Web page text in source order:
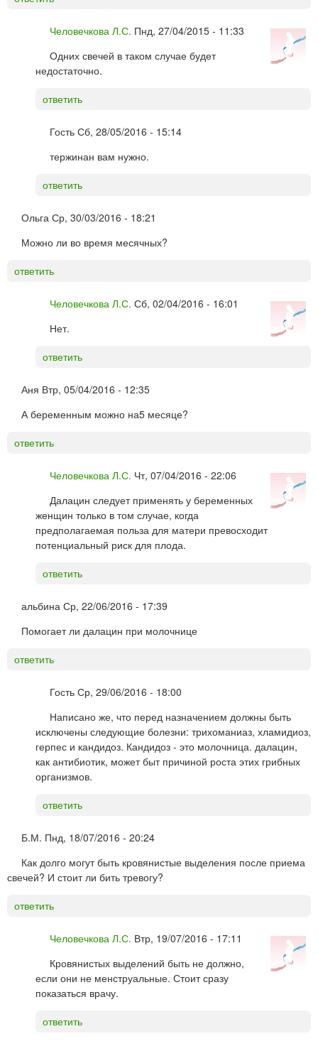
Человечкова Л.С. Пнд, 27/04/2015 - 11:33
Одних свечей в таком случае будет
недостаточно.
ответить
Гость Сб, 28/05/2016 - 15:14
тержинан вам нужно.
ответить
Ольга Ср, 30/03/2016 - 18:21
Можно ли во время месячных?
ответить
Человечкова Л.С. Сб, 02/04/2016 - 16:01
Нет.
ответить
Аня Втр, 05/04/2016 - 12:35
А беременным можно на5 месяце?
ответить
Человечкова Л.С. Чт, 07/04/2016 - 22:06
Далацин следует применять у беременных
женщин только в том случае, когда
предполагаемая польза для матери превосходит
потенциальный риск для плода.
ответить
альбина Ср, 22/06/2016 - 17:39
Помогает ли далацин при молочнице
ответить
Гость Ср, 29/06/2016 - 18:00
Написано же, что перед назначением должны быть
исключены следующие болезни: трихоманиаз, хламидиоз,
герпес и кандидоз. Кандидоз - это молочница. далацин,
как антибиотик, может быт причиной роста этих грибных
организмов.
ответить
Б.М. Пнд, 18/07/2016 - 20:24
Как долго могут быть кровянистые выделения после приема
свечей? И стоит ли бить тревогу?
ответить
Человечкова Л.С. Втр, 19/07/2016 - 17:11
Кровянистых выделений быть не должно,
если они не менструальные. Стоит сразу
показаться врачу.
ответить